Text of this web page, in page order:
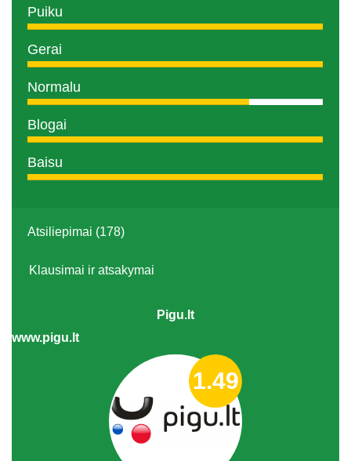
Puiku
Gerai
Normalu
Blogai
Baisu
Atsiliepimai (178)
Klausimai ir atsakymai
Pigu.lt
www.pigu.lt
1.49